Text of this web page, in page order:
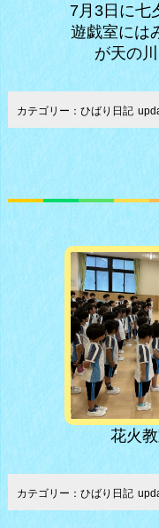
7月3日に七
遊戯室には
が天の
カテゴリー：ひばり日記
花火
カテゴリー：ひばり日記